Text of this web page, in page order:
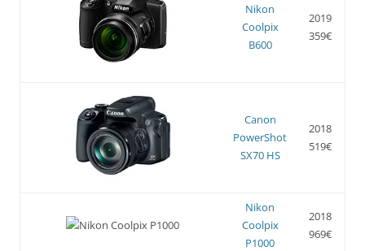
Nikon
Coolpix
B600
2019
359€
Canon
PowerShot
SX70 HS
2018
519€
Nikon
Coolpix
P1000
2018
969€